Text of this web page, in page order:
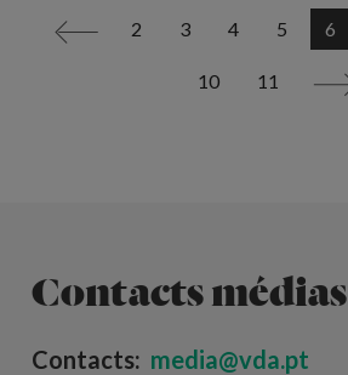
< 2 3 4 5 6
10 11 >
Contacts médias
Contacts: media@vda.pt